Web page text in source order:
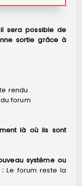
sera possible de
sortie grâce à
rendu
forum
là où ils sont
système ou
Le forum reste la